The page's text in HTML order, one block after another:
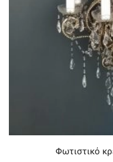
Φωτιστικό